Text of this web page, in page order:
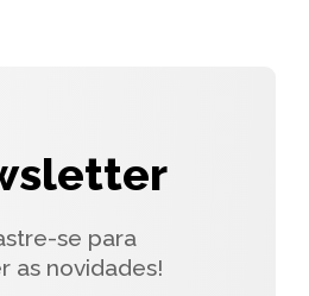
se para
as novidades!